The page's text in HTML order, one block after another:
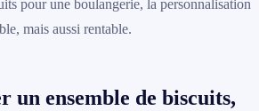
pour une boulangerie, la personnalisation
mais aussi rentable.
un ensemble de biscuits,